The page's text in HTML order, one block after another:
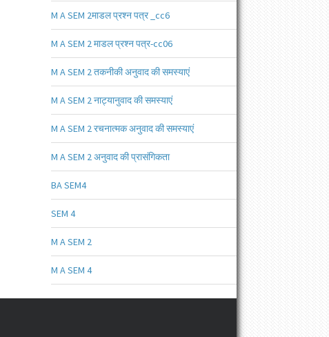
M A SEM 2माडल प्रश्न पत्र _cc6
M A SEM 2 माडल प्रश्न पत्र-cc06
M A SEM 2 तकनीकी अनुवाद की समस्याएं
M A SEM 2 नाट्यानुवाद की समस्याएं
M A SEM 2 रचनात्मक अनुवाद की समस्याएं
M A SEM 2 अनुवाद की प्रासंगिकता
BA SEM4
SEM 4
M A SEM 2
M A SEM 4